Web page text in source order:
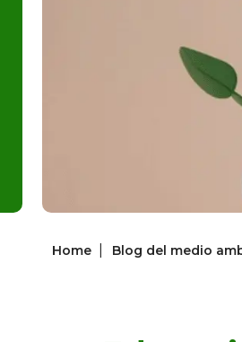
Home Blog del medio